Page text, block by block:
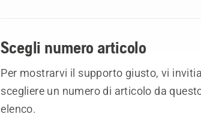
Scegli numero articolo
Per mostrarvi il supporto giusto, vi
scegliere un numero di articolo da
elenco.